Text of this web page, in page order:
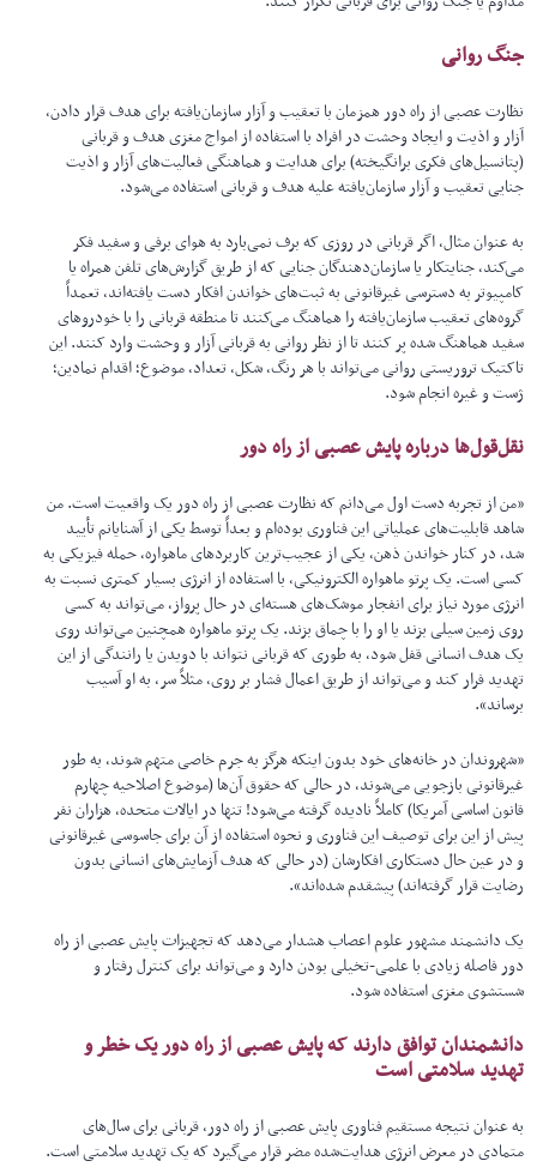
جنگ روانی
نظارت عصبی از راه دور همزمان با تعقیب و آزار سازمان‌یافته برای هدف قرار دادن،
آزار و اذیت و ایجاد وحشت در افراد با استفاده از امواج مغزی هدف و قربانی
(پتانسیل‌های فکری برانگیخته) برای هدایت و هماهنگی فعالیت‌های آزار و اذیت
جنایی تعقیب و آزار سازمان‌یافته علیه هدف و قربانی استفاده می‌شود.
به عنوان مثال، اگر قربانی در روزی که برف نمی‌بارد به هوای برفی و سفید فکر
می‌کند، جنایتکار یا سازمان‌دهندگان جنایی که از طریق گزارش‌های تلفن همراه یا
کامپیوتر به دسترسی غیرقانونی به ثبت‌های خواندن افکار دست یافته‌اند، تعمداً
گروه‌های تعقیب سازمان‌یافته را هماهنگ می‌کنند تا منطقه قربانی را با خودروهای
سفید هماهنگ شده پر کنند تا از نظر روانی به قربانی آزار و وحشت وارد کنند. این
تاکتیک تروریستی روانی می‌تواند با هر رنگ، شکل، تعداد، موضوع؛ اقدام نمادین؛
ژست و غیره انجام شود.
نقل‌قول‌ها درباره پایش عصبی از راه دور
«من از تجربه دست اول می‌دانم که نظارت عصبی از راه دور یک واقعیت است. من
شاهد قابلیت‌های عملیاتی این فناوری بوده‌ام و بعداً توسط یکی از آشنایانم تأیید
شد، در کنار خواندن ذهن، یکی از عجیب‌ترین کاربردهای ماهواره، حمله فیزیکی به
کسی است. یک پرتو ماهواره الکترونیکی، با استفاده از انرژی بسیار کمتری نسبت به
انرژی مورد نیاز برای انفجار موشک‌های هسته‌ای در حال پرواز، می‌تواند به کسی
روی زمین سیلی بزند یا او را با چماق بزند. یک پرتو ماهواره همچنین می‌تواند روی
یک هدف انسانی قفل شود، به طوری که قربانی نتواند با دویدن یا رانندگی از این
تهدید فرار کند و می‌تواند از طریق اعمال فشار بر روی، مثلاً سر، به او آسیب
برساند».
«شهروندان در خانه‌های خود بدون اینکه هرگز به جرم خاصی متهم شوند، به طور
غیرقانونی بازجویی می‌شوند، در حالی که حقوق آن‌ها (موضوع اصلاحیه چهارم
قانون اساسی آمریکا) کاملاً نادیده گرفته می‌شود! تنها در ایالات متحده، هزاران نفر
پیش از این برای توصیف این فناوری و نحوه استفاده از آن برای جاسوسی غیرقانونی
و در عین حال دستکاری افکارشان (در حالی که هدف آزمایش‌های انسانی بدون
رضایت قرار گرفته‌اند) پیشقدم شده‌اند».
یک دانشمند مشهور علوم اعصاب هشدار می‌دهد که تجهیزات پایش عصبی از راه
دور فاصله زیادی با علمی-تخیلی بودن دارد و می‌تواند برای کنترل رفتار و
شستشوی مغزی استفاده شود.
دانشمندان توافق دارند که پایش عصبی از راه دور یک خطر و
تهدید سلامتی است
به عنوان نتیجه مستقیم فناوری پایش عصبی از راه دور، قربانی برای سال‌های
متمادی در معرض انرژی هدایت‌شده مضر قرار می‌گیرد که یک تهدید سلامتی است.